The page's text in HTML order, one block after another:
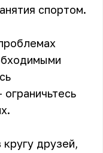
спортом.
друзей,